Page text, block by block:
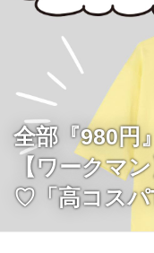
全部『980円
【ワークマ
♡「高コスパ